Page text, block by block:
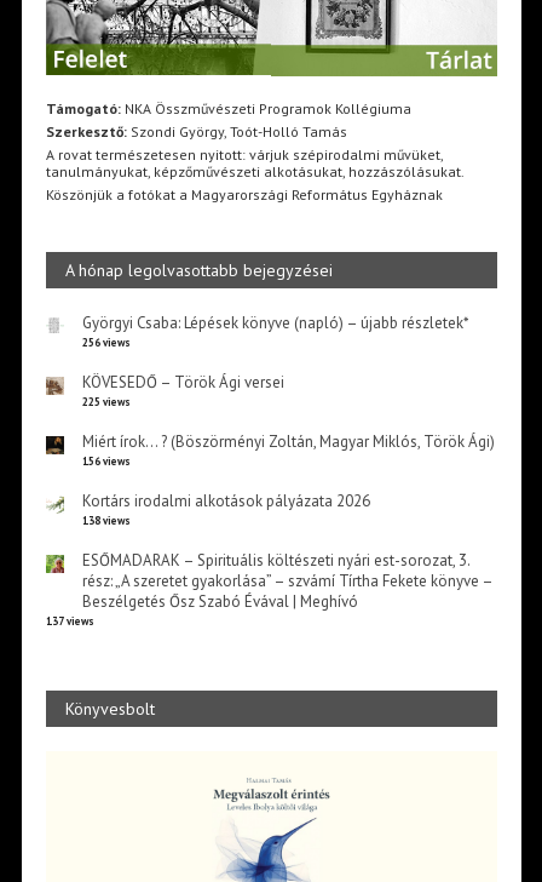
Támogató:NKA Összművészeti Programok Kollégiuma
Szerkesztő:Szondi György, Toót-Holló Tamás
A rovat természetesen nyitott: várjuk szépirodalmi művüket,
tanulmányukat, képzőművészeti alkotásukat, hozzászólásukat.
Köszönjük a fotókat a Magyarországi Református Egyháznak
A hónap legolvasottabb bejegyzései
Györgyi Csaba: Lépések könyve (napló) – újabb részletek*
256 views
KÖVESEDŐ – Török Ági versei
225 views
Miért írok… ? (Böszörményi Zoltán, Magyar Miklós, Török Ági)
156 views
Kortárs irodalmi alkotások pályázata 2026
138 views
ESŐMADARAK – Spirituális költészeti nyári est-sorozat, 3.
rész: „A szeretet gyakorlása” – szvámí Tírtha Fekete könyve –
Beszélgetés Ősz Szabó Évával | Meghívó
137 views
Könyvesbolt